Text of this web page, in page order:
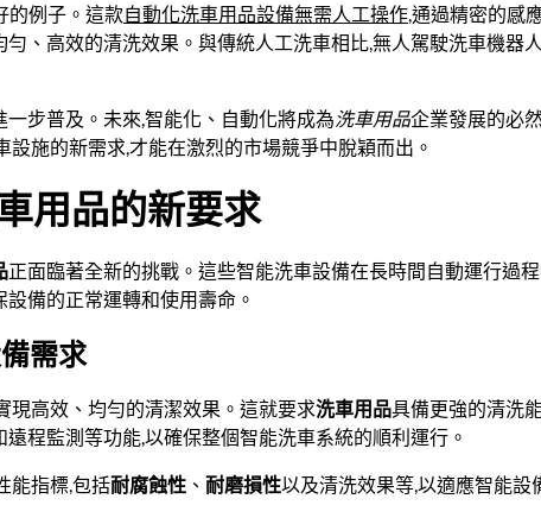
的例子。這款自動化洗車用品設備無需人工操作,通過精密的感
、高效的清洗效果。與傳統人工洗車相比,無人駕駛洗車機器
步普及。未來,智能化、自動化將成為洗車用品企業發展的必
施的新需求,才能在激烈的市場競爭中脫穎而出。
用品的新要求
正面臨著全新的挑戰。這些智能洗車設備在長時間自動運行過
設備的正常運轉和使用壽命。
需求
現高效、均勻的清潔效果。這就要求洗車用品具備更強的清洗
程監測等功能,以確保整個智能洗車系統的順利運行。
能指標,包括耐腐蝕性 、 耐磨損性以及清洗效果等,以適應智能